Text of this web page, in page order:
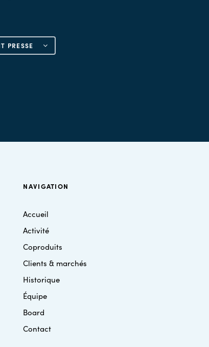
PRESSE
NAVIGATION
Accueil
Activité
Coproduits
Clients & marchés
Historique
Équipe
Board
Contact